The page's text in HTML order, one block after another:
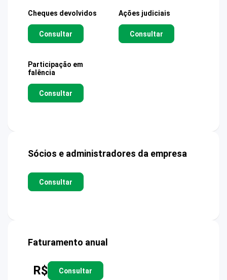
Cheques devolvidos
Consultar
Ações judiciais
Consultar
Participação em
falência
Consultar
Sócios e administradores da empresa
Consultar
Faturamento anual
R$ Consultar